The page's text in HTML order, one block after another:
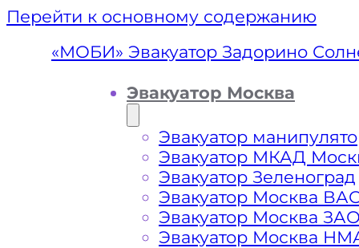
Перейти к основному содержанию
«МОБИ» Эвакуатор Задорино
Эвакуатор Москва
Эвакуатор
Эвакуатор МКАД
Эвакуатор Зеленоград
Эвакуатор Москва
Эвакуатор Москва
Эвакуатор Москва